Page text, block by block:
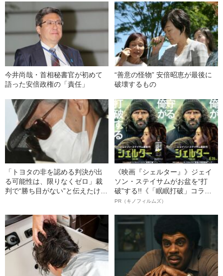
今井尚哉・首相秘書官が初めて
語った安倍政権の「責任」
“善意の怪物” 安倍昭恵が最後に
破壊するもの
「トヨタの非を認める判決が出
る可能性は、限りなくゼロ」裁
判で“勝ち目がない”と伝えたけれ
の葛藤」
《映画『シェルター』》ジェイ
ソン・ステイサムがお盆を“打
破”する!!《「眠眠打破」コラ
ボ》
PR（キノフィルムズ）